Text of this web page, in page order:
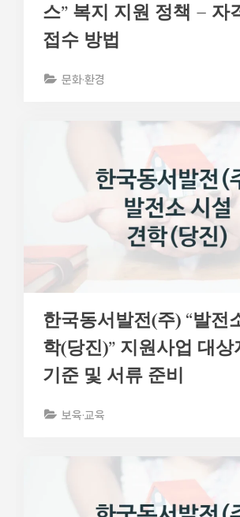
스” 복지 지원 정책 – 자
접수 방법
문화·환경
한국동서발전(주) “발전
학(당진)” 지원사업 대상
기준 및 서류 준비
보육·교육